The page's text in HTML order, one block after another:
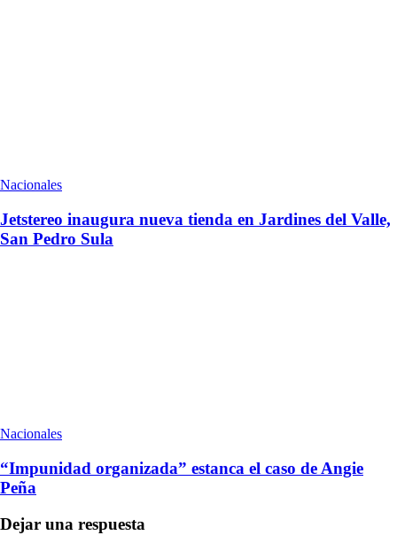
Nacionales
Jetstereo inaugura nueva tienda en Jardines del Valle,
San Pedro Sula
Nacionales
“Impunidad organizada” estanca el caso de Angie
Peña
Dejar una respuesta